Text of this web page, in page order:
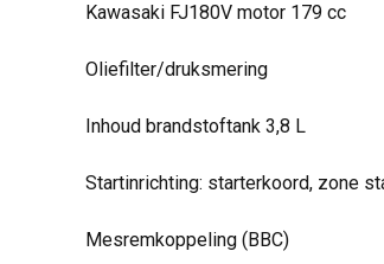
Kawasaki FJ180V motor 179 cc
Oliefilter/druksmering
Inhoud brandstoftank 3,8 L
Startinrichting: starterkoord, zone
Mesremkoppeling (BBC)